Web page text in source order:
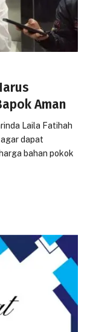
Aman
Laila Fatihah
dapat
bahan pokok